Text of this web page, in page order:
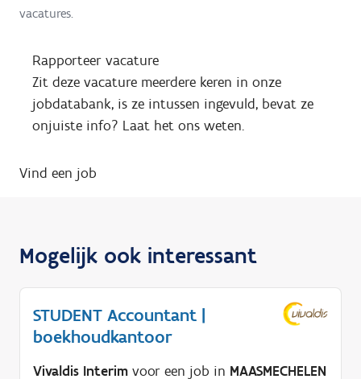
vacatures.
Rapporteer vacature
Zit deze vacature meerdere keren in onze
jobdatabank, is ze intussen ingevuld, bevat ze
onjuiste info? Laat het ons weten.
Vind een job
Mogelijk ook interessant
STUDENT Accountant |
boekhoudkantoor
Vivaldis Interim voor een job in MAASMECHELEN